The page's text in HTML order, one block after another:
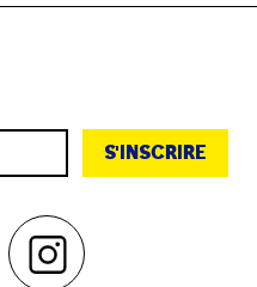
S'INSCRIRE